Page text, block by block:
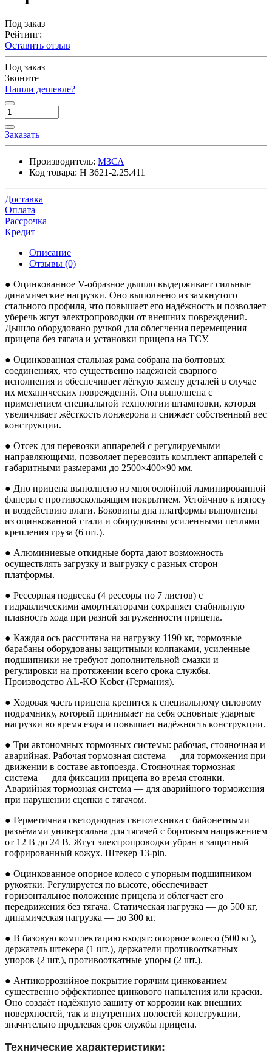
Под заказ
Рейтинг:
Оставить отзыв
Под заказ
Звоните
Нашли дешевле?
Заказать
Производитель: МЗСА
Код товара: H 3621-2.25.411
Доставка
Оплата
Рассрочка
Кредит
Описание
Отзывы (0)
● Оцинкованное V-образное дышло выдерживает сильные
динамические нагрузки. Оно выполнено из замкнутого
стального профиля, что повышает его надёжность и позволяет
уберечь жгут электропроводки от внешних повреждений.
Дышло оборудовано ручкой для облегчения перемещения
прицепа без тягача и установки прицепа на ТСУ.
● Оцинкованная стальная рама собрана на болтовых
соединениях, что существенно надёжней сварного
исполнения и обеспечивает лёгкую замену деталей в случае
их механических повреждений. Она выполнена с
применением специальной технологии штамповки, которая
увеличивает жёсткость лонжерона и снижает собственный вес
конструкции.
● Отсек для перевозки аппарелей с регулируемыми
направляющими, позволяет перевозить комплект аппарелей с
габаритными размерами до 2500×400×90 мм.
● Дно прицепа выполнено из многослойной ламинированной
фанеры с противоскользящим покрытием. Устойчиво к износу
и воздействию влаги. Боковины дна платформы выполнены
из оцинкованной стали и оборудованы усиленными петлями
крепления груза (6 шт.).
● Алюминиевые откидные борта дают возможность
осуществлять загрузку и выгрузку с разных сторон
платформы.
● Рессорная подвеска (4 рессоры по 7 листов) с
гидравлическими амортизаторами сохраняет стабильную
плавность хода при разной загруженности прицепа.
● Каждая ось рассчитана на нагрузку 1190 кг, тормозные
барабаны оборудованы защитными колпаками, усиленные
подшипники не требуют дополнительной смазки и
регулировки на протяжении всего срока службы.
Производство AL-KO Kober (Германия).
● Ходовая часть прицепа крепится к специальному силовому
подрамнику, который принимает на себя основные ударные
нагрузки во время езды и повышает надёжность конструкции.
● Три автономных тормозных системы: рабочая, стояночная и
аварийная. Рабочая тормозная система — для торможения при
движении в составе автопоезда. Стояночная тормозная
система — для фиксации прицепа во время стоянки.
Аварийная тормозная система — для аварийного торможения
при нарушении сцепки с тягачом.
● Герметичная светодиодная светотехника с байонетными
разъёмами универсальна для тягачей с бортовым напряжением
от 12 В до 24 В. Жгут электропроводки убран в защитный
гофрированный кожух. Штекер 13-pin.
● Оцинкованное опорное колесо с упорным подшипником
рукоятки. Регулируется по высоте, обеспечивает
горизонтальное положение прицепа и облегчает его
передвижения без тягача. Статическая нагрузка — до 500 кг,
динамическая нагрузка — до 300 кг.
● В базовую комплектацию входят: опорное колесо (500 кг),
держатель штекера (1 шт.), держатели противооткатных
упоров (2 шт.), противооткатные упоры (2 шт.).
● Антикоррозийное покрытие горячим цинкованием
существенно эффективнее цинкового напыления или краски.
Оно создаёт надёжную защиту от коррозии как внешних
поверхностей, так и внутренних полостей конструкции,
значительно продлевая срок службы прицепа.
Технические характеристики: